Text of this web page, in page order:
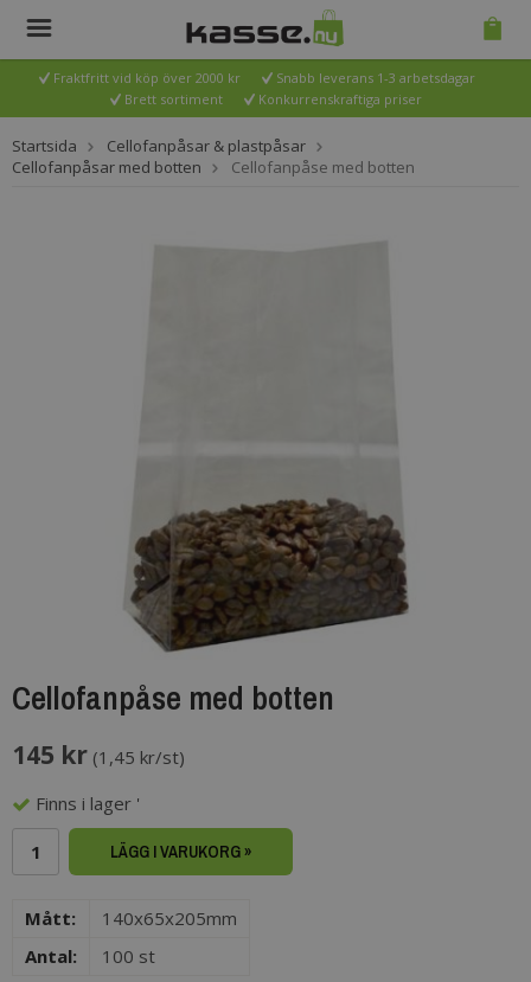
Fraktfritt vid köp över 2000 kr
Snabb leverans 1-3 arbetsdagar
Brett sortiment
Konkurrenskraftiga priser
Startsida
Cellofanpåsar & plastpåsar
Cellofanpåsar med botten
Cellofanpåse med botten
Cellofanpåse med botten
145 kr (1,45 kr/st)
Finns i lager '
LÄGG I VARUKORG »
Mått:
140x65x205mm
Antal:
100 st